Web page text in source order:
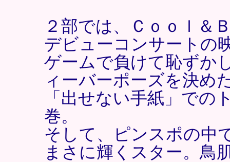
２部では、Ｃｏｏｌ＆
デビューコンサートの
ゲームで負けて恥ずか
ィーバーポーズを決め
「出せない手紙」での
巻。
そして、ピンスポの中
まさに輝くスター。鳥